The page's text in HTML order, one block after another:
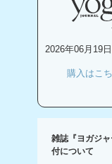
2026年06月19
購入はこ
雑誌『ヨガジ
付について